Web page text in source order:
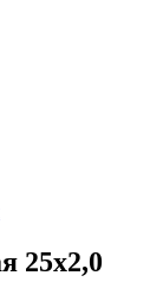
25х2,0